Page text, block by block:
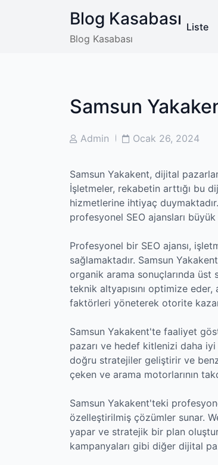
Blog Kasabası
Blog Kasabası
Liste
Samsun
PostAdmin
PostOcak 26, 2024
Samsun Yakakent, dijital
İşletmeler, rekabetin arttığı bu
hizmetlerine ihtiyaç
profesyonel SEO ajansları
Profesyonel bir SEO ajansı,
sağlamaktadır. Samsun
organik arama sonuçlarında üst
teknik altyapısını optimize
faktörleri yöneterek otorite
Samsun Yakakent'te faaliyet
pazarı ve hedef kitlenizi daha
doğru stratejiler geliştirir ve
çeken ve arama motorlarının
Samsun Yakakent'teki
özelleştirilmiş çözümler sunar.
yapar ve stratejik bir plan
kampanyaları gibi diğer dijital